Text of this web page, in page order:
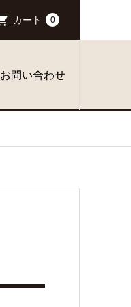
カート 0
お問い合わせ